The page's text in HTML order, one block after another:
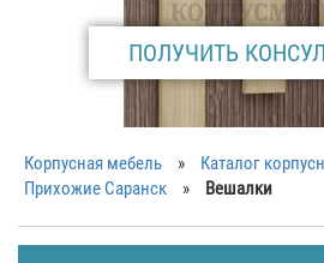
ПОЛУЧИТЬ
Корпусная мебель » Каталог
Прихожие Саранск
» Вешалки